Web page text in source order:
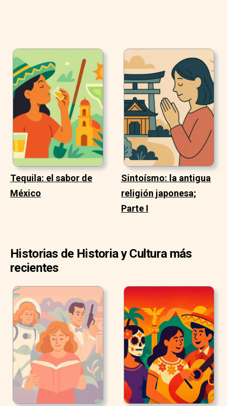
Tequila: el sabor de
México
Sintoísmo: la antigua
religión japonesa;
Parte I
Historias de Historia y Cultura más
recientes